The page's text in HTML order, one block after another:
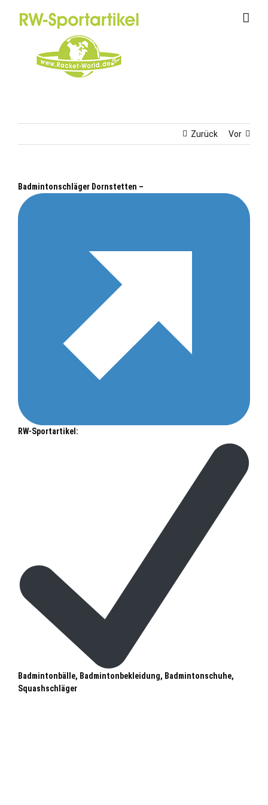
Zurück Vor
Badmintonschläger Dornstetten –
RW-Sportartikel:
Badmintonbälle, Badmintonbekleidung, Badmintonschuhe,
Squashschläger